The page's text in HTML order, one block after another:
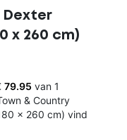
Dexter
x 260 cm)
79.95 van 1
& Country
x 260 cm) vind